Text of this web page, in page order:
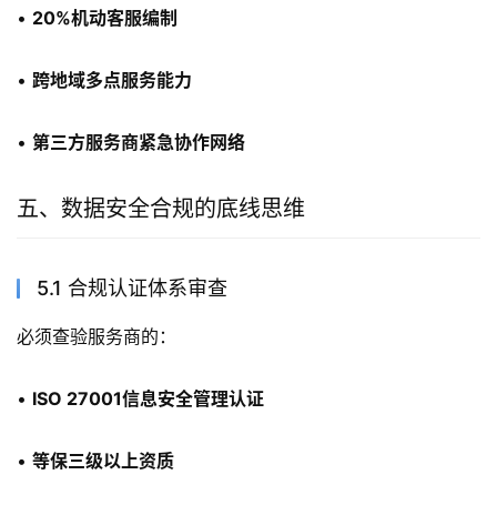
• 20%机动客服编制
• 跨地域多点服务能力
• 第三方服务商紧急协作网络
五、数据安全合规的底线思维
5.1 合规认证体系审查
必须查验服务商的：
• ISO 27001信息安全管理认证
• 等保三级以上资质